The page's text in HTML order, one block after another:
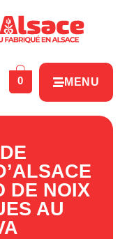
0 MENU
DE NOIX
AU